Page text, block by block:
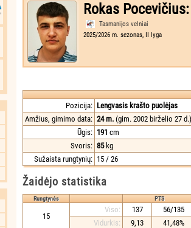
Rokas
Tasmanijos velniai
2025/2026 m. sezonas, II lyga
Pozicija: Lengvasis krašto puolėjas
Amžius, gimimo data: 24 m. (gim. 2002 birželio 27 d.)
Ūgis: 191 cm
Svoris: 85kg
Sužaista rungtynių: 15 / 26
Žaidėjo statistika
Rungtynės PTS
15
Viso: 137 56/135
Vidurkis:
9,13 41,48%